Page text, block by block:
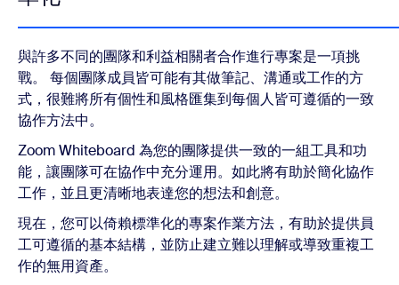
與許多不同的團隊和利益相關者合作進行專案是一項挑
戰。 每個團隊成員皆可能有其做筆記、溝通或工作的方
式，很難將所有個性和風格匯集到每個人皆可遵循的一致
協作方法中。
Zoom Whiteboard 為您的團隊提供一致的一組工具和功
能，讓團隊可在協作中充分運用。如此將有助於簡化協作
工作，並且更清晰地表達您的想法和創意。
現在，您可以倚賴標準化的專案作業方法，有助於提供員
工可遵循的基本結構，並防止建立難以理解或導致重複工
作的無用資產。